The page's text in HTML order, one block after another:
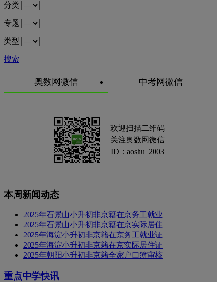
分类
专题
类型
搜索
奥数网微信 中考网微信
欢迎扫描二维码
关注奥数网微信
ID：aoshu_2003
本周新闻动态
2025年石景山小升初非京籍在京务工就业
2025年石景山小升初非京籍在京实际居住
2025年海淀小升初非京籍在京务工就业证
2025年海淀小升初非京籍在京实际居住证
2025年朝阳小升初非京籍全家户口簿审核
重点中学快讯